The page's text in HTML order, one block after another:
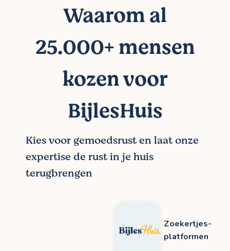
Waarom al
25.000+ mensen
kozen voor
BijlesHuis
Kies voor gemoedsrust en laat onze
expertise de rust in je huis
terugbrengen
Zoekertjes-
platformen